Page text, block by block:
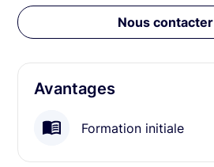
Nous contacter
Avantages
Formation initiale